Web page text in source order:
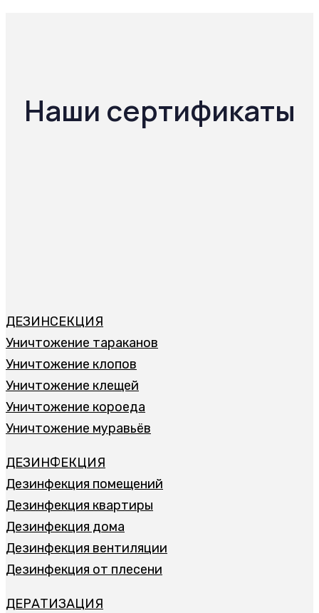
Наши сертификаты
ДЕЗИНСЕКЦИЯ
Уничтожение тараканов
Уничтожение клопов
Уничтожение клещей
Уничтожение короеда
Уничтожение муравьёв
ДЕЗИНФЕКЦИЯ
Дезинфекция помещений
Дезинфекция квартиры
Дезинфекция дома
Дезинфекция вентиляции
Дезинфекция от плесени
ДЕРАТИЗАЦИЯ